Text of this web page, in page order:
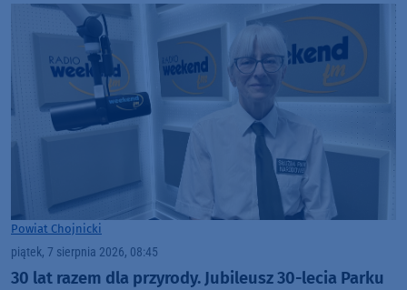
Powiat Chojnicki
piątek, 7 sierpnia 2026, 08:45
30 lat razem dla przyrody. Jubileusz 30-lecia Parku